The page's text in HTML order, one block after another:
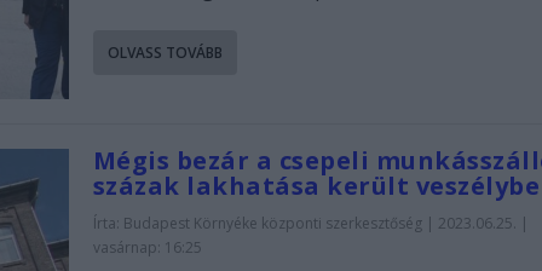
OLVASS TOVÁBB
Mégis bezár a csepeli
százak lakhatása került veszélybe
Írta: Budapest Környéke központi szerkesztőség| 2023.06.25. |
vasárnap: 16:25